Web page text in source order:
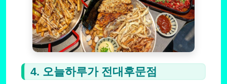
4. 오늘하루가 전대후문점